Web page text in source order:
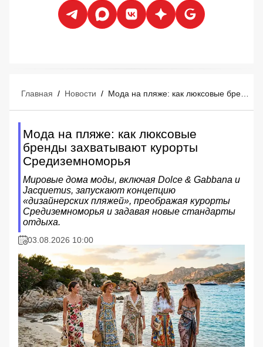
Главная / Новости / Мода на пляже: как люксовые бренды захватывают курорты Средиземноморья
Мода на пляже: как люксовые
бренды захватывают курорты
Средиземноморья
Мировые дома моды, включая Dolce & Gabbana и
Jacquemus, запускают концепцию
«дизайнерских пляжей», преображая курорты
Средиземноморья и задавая новые стандарты
отдыха.
03.08.2026 10:00